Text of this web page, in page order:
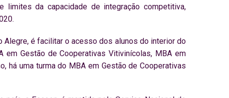
limites da capacidade de integração competitiva,
Alegre, é facilitar o acesso dos alunos do interior do
em Gestão de Cooperativas Vitivinícolas, MBA em
há uma turma do MBA em Gestão de Cooperativas